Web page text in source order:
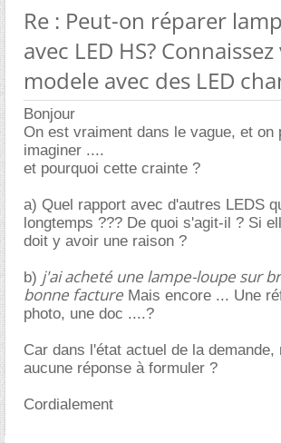
Re : Peut-on réparer
avec LED HS?
modele avec des LED
Bonjour
On est vraiment dans le vague, et on
imaginer ....
et pourquoi cette crainte ?
a) Quel rapport avec d'autres LEDS
longtemps ??? De quoi s'agit-il ? Si
doit y avoir une raison ?
b) j'ai acheté une lampe-loupe sur
bonne facture Mais encore ... Une
photo, une doc ....?
Car dans l'état actuel de la demande,
aucune réponse à formuler ?
Cordialement